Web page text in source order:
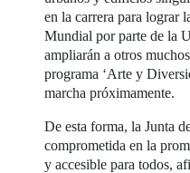
en la carrera para lograr
Mundial por parte de la
ampliarán a otros
programa ‘Arte y
marcha próximamente.
De esta forma, la Junta
comprometida en la
y accesible para todos,